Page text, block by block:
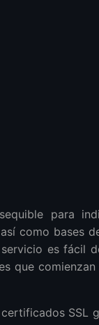
para
como bases
es fácil
que
SSL